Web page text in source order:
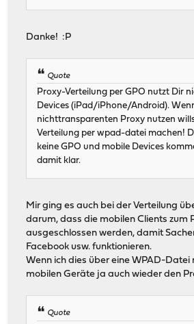
Danke! :P
Quote
Proxy-Verteilung per GPO nutzt Dir
Devices (iPad/iPhone/Android).
nichttransparenten Proxy nutzen
Verteilung per wpad-datei machen!
keine GPO und mobile Devices
damit klar.
Mir ging es auch bei der Verteilung
darum, dass die mobilen Clients zum
ausgeschlossen werden, damit
Facebook usw. funktionieren.
Wenn ich dies über eine WPAD-Datei
mobilen Geräte ja auch wieder den
Quote